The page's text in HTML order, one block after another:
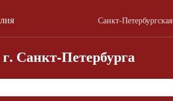
Санкт-
Санкт-Петербурга